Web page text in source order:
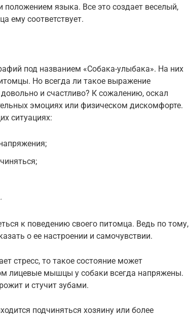
языка. Все это создает веселый,
ему соответствует.
под названием «Собака-улыбака». На них
Но всегда ли такое выражение
и счастливо? К сожалению, оскал
эмоциях или физическом дискомфорте.
ситуациях:
к поведению своего питомца. Ведь по тому,
о ее настроении и самочувствии.
стресс, то такое состояние может
лицевые мышцы у собаки всегда напряжены.
и стучит зубами.
подчиняться хозяину или более